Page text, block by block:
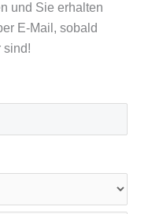
und Sie erhalten
E-Mail, sobald
sind!